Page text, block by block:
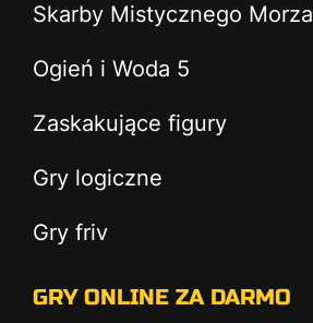
Skarby Mistycznego Morza
Ogień i Woda 5
Zaskakujące figury
Gry logiczne
Gry friv
GRY ONLINE ZA DARMO